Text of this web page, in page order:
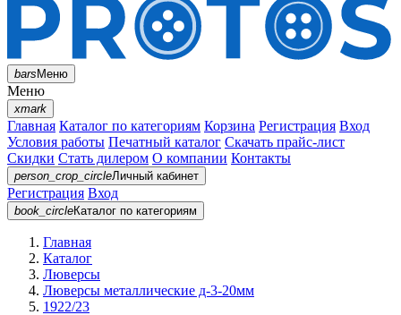
barsМеню
Меню
xmark
Главная Каталог по категориям Корзина Регистрация Вход
Условия работы Печатный каталог Скачать прайс-лист
Скидки Стать дилером О компании Контакты
person_crop_circleЛичный кабинет
Регистрация Вход
book_circleКаталог по категориям
Главная
Каталог
Люверсы
Люверсы металлические д-3-20мм
1922/23